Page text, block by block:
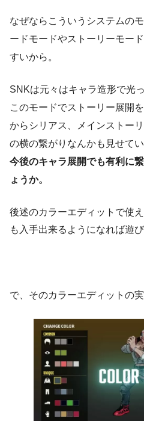
なぜならこういうシステムの
ードモードやストーリーモー
すいから。
SNKは元々はキャラ造形で光
このモードでストーリー展開
からシリアス、メインストー
の横の繋がりなんかも見せてい
今後のキャラ展開でも有利に
ょうか。
後述のカラーエディットで使
も入手出来るようになれば遊
で、そのカラーエディットの実